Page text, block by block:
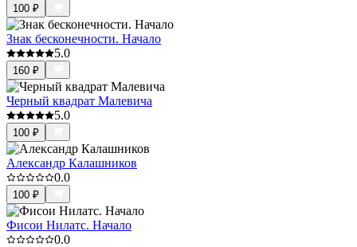
100 ₽
Знак бесконечности. Начало
5.0
160 ₽
Черный квадрат Малевича
5.0
100 ₽
Александр Калашников
0.0
100 ₽
Фисои Нилатс. Начало
0.0